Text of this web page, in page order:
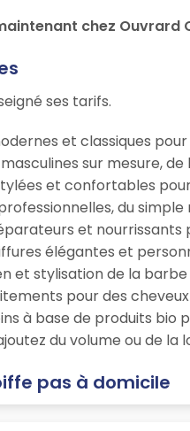
chez Ouvrard
ses tarifs.
et classiques
sur mesure,
et confortables
du
et
élégantes et
et stylisation de la
pour des
à base de produits
du volume ou de
pas à domicile